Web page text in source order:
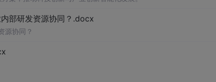
部研发资源协同？.docx
源协同？